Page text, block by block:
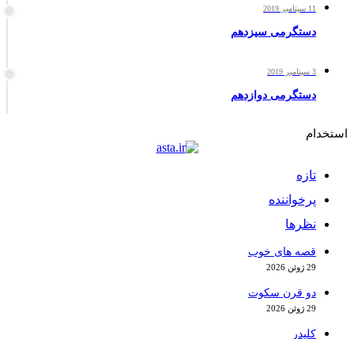
11 سپتامبر 2019
دستگرمی سیزدهم
3 سپتامبر 2019
دستگرمی دوازدهم
استخدام
تازه
پرخواننده
نظرها
قصه های خوب
29 ژوئن 2026
دو قرن سکوت
29 ژوئن 2026
کلیدر